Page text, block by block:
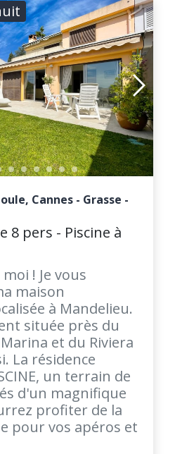
Cannes - Grasse -
8 pers - Piscine à
! Je vous
maison
à Mandelieu.
située près du
et du Riviera
La résidence
un terrain de
d'un magnifique
profiter de la
pour vos apéros et